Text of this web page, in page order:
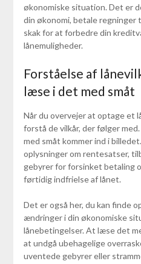
økonomiske situation. Det er
din økonomi, betale regninger
skak for at forbedre din
lånemuligheder.
Forståelse af
læse i det med småt
Når du overvejer at optage et
forstå de vilkår, der følger
med småt kommer ind i
oplysninger om rentesatser,
gebyrer for forsinket betaling
førtidig indfrielse af lånet.
Det er også her, du kan finde
ændringer i din økonomiske
lånebetingelser. At læse det
at undgå ubehagelige
uventede gebyrer eller